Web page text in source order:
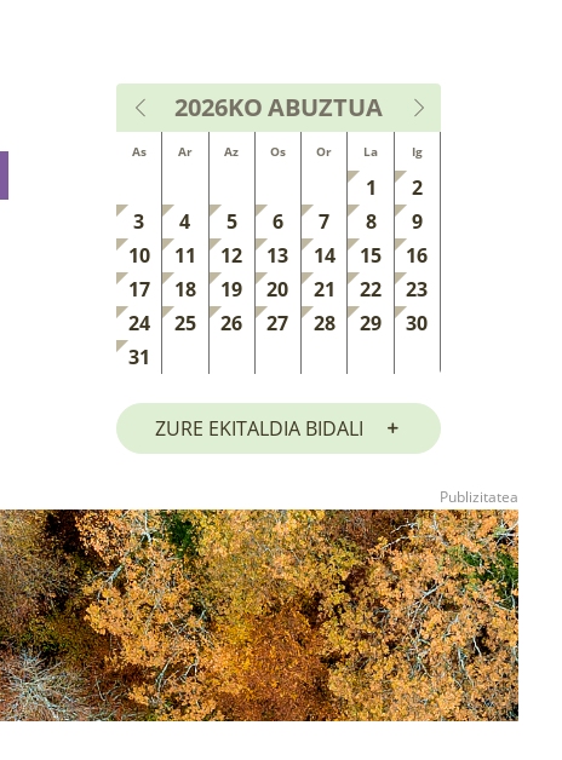
2026KOABUZTUA
As Ar Az Os Or La Ig
1
2
3
4 5 6 7 8
9
10
11 12 13 14 15
16
17
18 19 20 21 22
23
24
25 26 27 28 29
30
31
ZURE EKITALDIA BIDALI